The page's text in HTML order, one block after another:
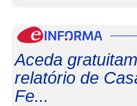
Aceda
relatório de
Fe...